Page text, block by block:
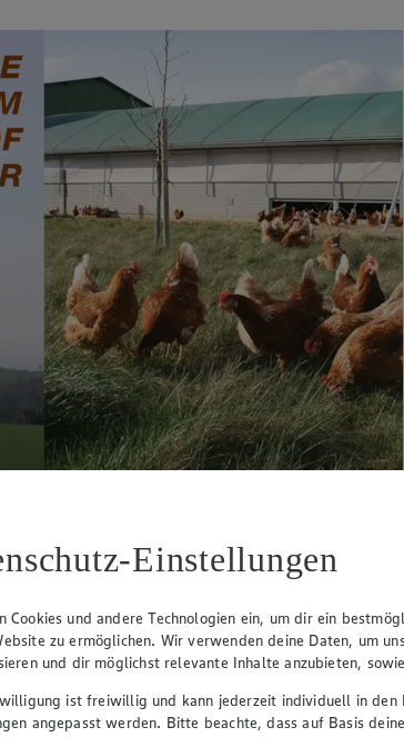
Anbau bekannt. Seit mehreren Generationen
von Legehennen in Mobilställen. Hier fühlen
Einstellungen
Cookies und andere Technologien ein, um dir ein
zu ermöglichen. Wir verwenden deine Daten, um
und dir möglichst relevante Inhalte anzubieten,
ist freiwillig und kann jederzeit individuell in den
angepasst werden. Bitte beachte, dass auf Basis